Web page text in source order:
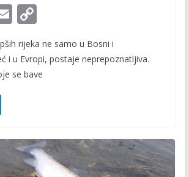
E
m
ai
l
C
p
y
rijeka ne samo u Bosni i
i u Evropi, postaje neprepoznatljiva.
se bave